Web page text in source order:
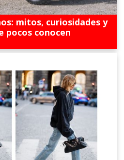
mitos, curiosidades y
pocos conocen